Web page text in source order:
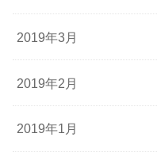
2019年3月
2019年2月
2019年1月